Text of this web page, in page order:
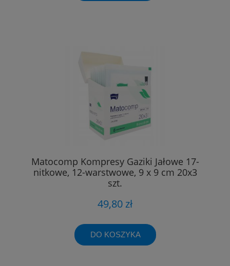
Matocomp Kompresy Gaziki Jałowe 17-
nitkowe, 12-warstwowe, 9 x 9 cm 20x3
szt.
49,80 zł
DO KOSZYKA